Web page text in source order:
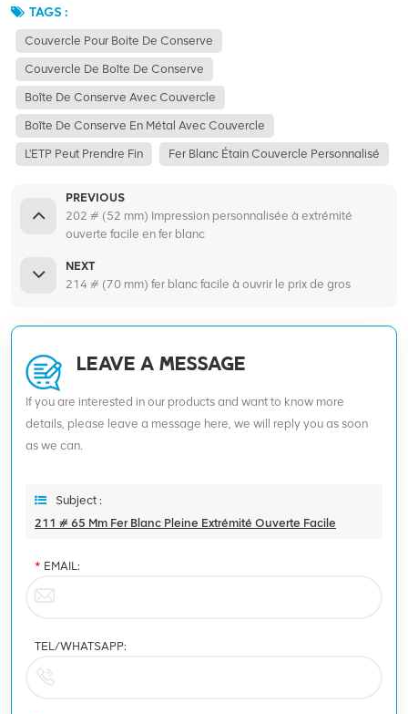
TAGS :
Couvercle Pour Boite De Conserve
Couvercle De Boîte De Conserve
Boîte De Conserve Avec Couvercle
Boîte De Conserve En Métal Avec Couvercle
L'ETP Peut Prendre Fin Fer Blanc Étain Couvercle Personnalisé
PREVIOUS
202 # (52 mm) Impression personnalisée à extrémité
ouverte facile en fer blanc
NEXT
214 # (70 mm) fer blanc facile à ouvrir le prix de gros
LEAVE A MESSAGE
If you are interested in our products and want to know more
details, please leave a message here, we will reply you as soon
as we can.
Subject :
211 # 65 Mm Fer Blanc Pleine Extrémité Ouverte Facile
* EMAIL:
TEL/WHATSAPP: